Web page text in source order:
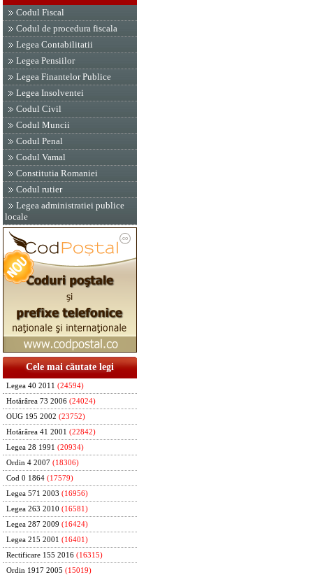
Codul Fiscal
Codul de procedura fiscala
Legea Contabilitatii
Legea Pensiilor
Legea Finantelor Publice
Legea Insolventei
Codul Civil
Codul Muncii
Codul Penal
Codul Vamal
Constitutia Romaniei
Codul rutier
Legea administratiei publice
locale
Cele mai căutate legi
Legea 40 2011 (24594)
Hotărârea 73 2006 (24024)
OUG 195 2002 (23752)
Hotărârea 41 2001 (22842)
Legea 28 1991 (20934)
Ordin 4 2007 (18306)
Cod 0 1864 (17579)
Legea 571 2003 (16956)
Legea 263 2010 (16581)
Legea 287 2009 (16424)
Legea 215 2001 (16401)
Rectificare 155 2016 (16315)
Ordin 1917 2005 (15019)